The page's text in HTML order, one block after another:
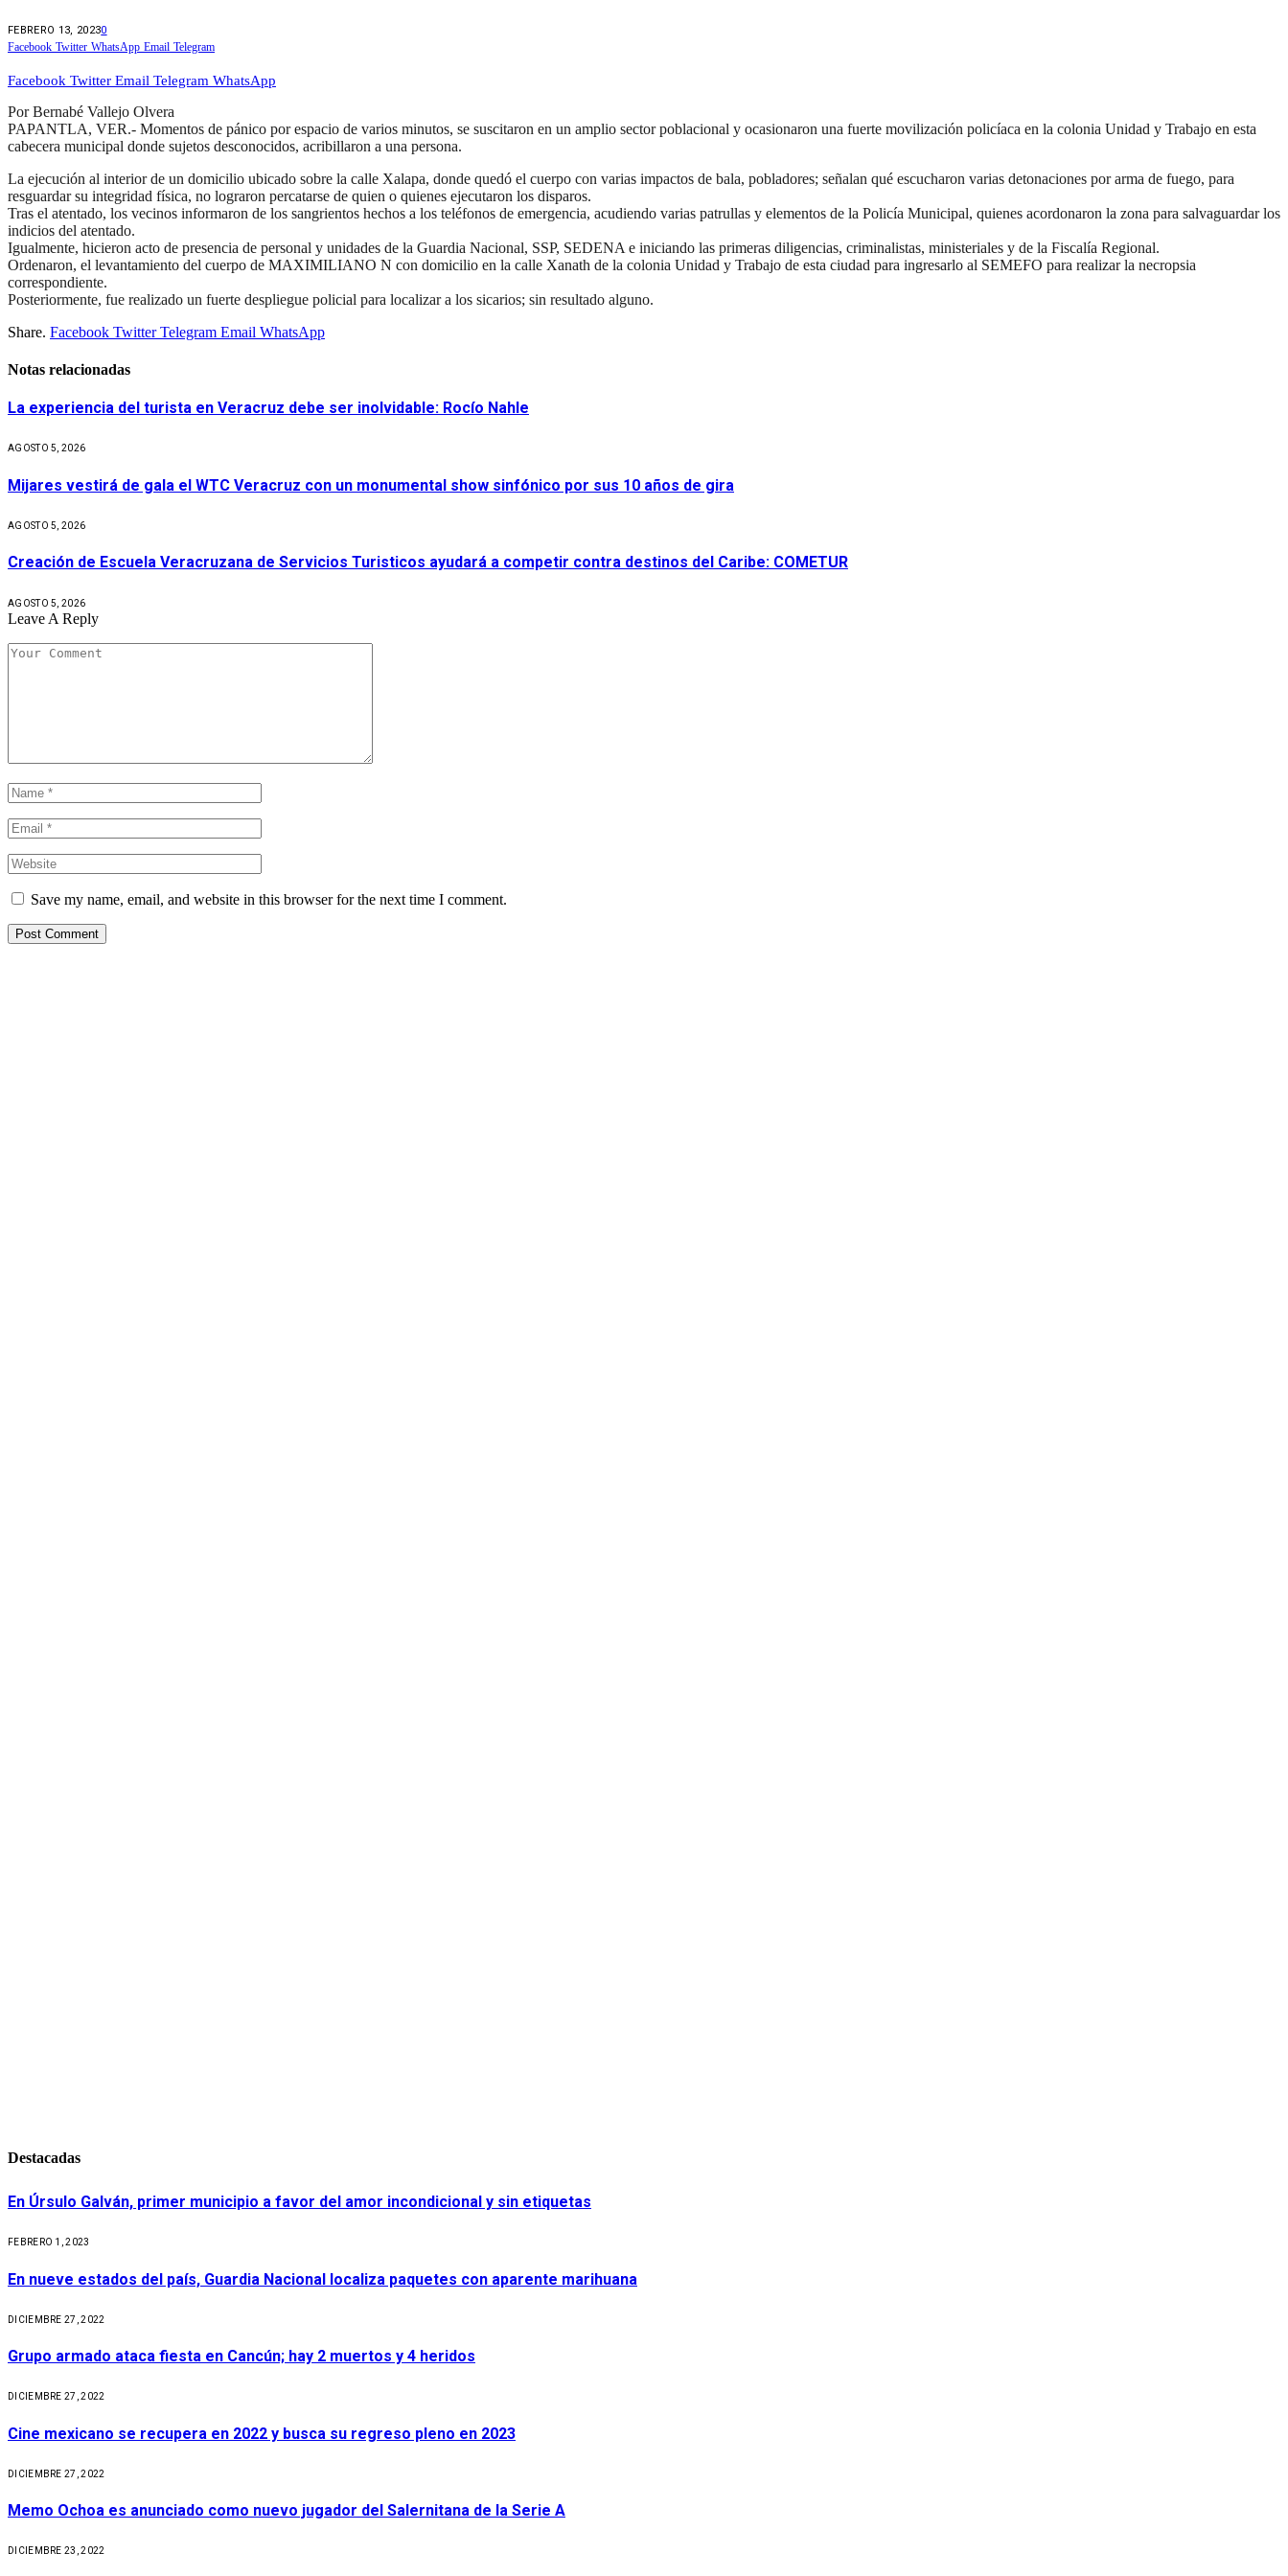
FEBRERO 13, 20230
Facebook Twitter WhatsApp Email Telegram
Facebook Twitter Email Telegram WhatsApp
Por Bernabé Vallejo Olvera
PAPANTLA, VER.- Momentos de pánico por espacio de varios minutos, se suscitaron en un amplio sector poblacional y ocasionaron una fuerte movilización policíaca en la colonia Unidad y Trabajo en esta
cabecera municipal donde sujetos desconocidos, acribillaron a una persona.
La ejecución al interior de un domicilio ubicado sobre la calle Xalapa, donde quedó el cuerpo con varias impactos de bala, pobladores; señalan qué escucharon varias detonaciones por arma de fuego, para
resguardar su integridad física, no lograron percatarse de quien o quienes ejecutaron los disparos.
Tras el atentado, los vecinos informaron de los sangrientos hechos a los teléfonos de emergencia, acudiendo varias patrullas y elementos de la Policía Municipal, quienes acordonaron la zona para salvaguardar los
indicios del atentado.
Igualmente, hicieron acto de presencia de personal y unidades de la Guardia Nacional, SSP, SEDENA e iniciando las primeras diligencias, criminalistas, ministeriales y de la Fiscalía Regional.
Ordenaron, el levantamiento del cuerpo de MAXIMILIANO N con domicilio en la calle Xanath de la colonia Unidad y Trabajo de esta ciudad para ingresarlo al SEMEFO para realizar la necropsia
correspondiente.
Posteriormente, fue realizado un fuerte despliegue policial para localizar a los sicarios; sin resultado alguno.
Share. Facebook Twitter Telegram Email WhatsApp
Notas relacionadas
La experiencia del turista en Veracruz debe ser inolvidable: Rocío Nahle
AGOSTO 5, 2026
Mijares vestirá de gala el WTC Veracruz con un monumental show sinfónico por sus 10 años de gira
AGOSTO 5, 2026
Creación de Escuela Veracruzana de Servicios Turisticos ayudará a competir contra destinos del Caribe: COMETUR
AGOSTO 5, 2026
Leave A Reply
Save my name, email, and website in this browser for the next time I comment.
Destacadas
En Úrsulo Galván, primer municipio a favor del amor incondicional y sin etiquetas
FEBRERO 1, 2023
En nueve estados del país, Guardia Nacional localiza paquetes con aparente marihuana
DICIEMBRE 27, 2022
Grupo armado ataca fiesta en Cancún; hay 2 muertos y 4 heridos
DICIEMBRE 27, 2022
Cine mexicano se recupera en 2022 y busca su regreso pleno en 2023
DICIEMBRE 27, 2022
Memo Ochoa es anunciado como nuevo jugador del Salernitana de la Serie A
DICIEMBRE 23, 2022